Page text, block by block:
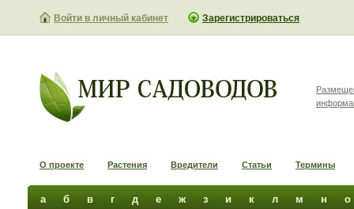
Войти в личный кабинет Зарегистрироваться
О проекте Растения Вредители Статьи Термины
а б в г д е ж з и к л м н о